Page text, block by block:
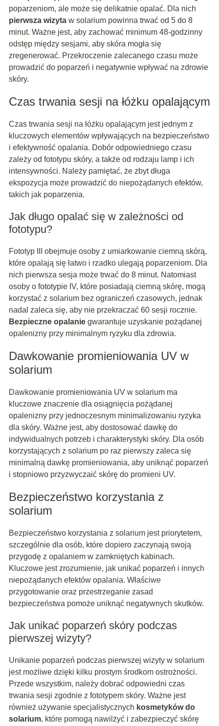
poparzeniom, ale może się delikatnie opalać. Dla nich
pierwsza wizytaw solarium powinna trwać od 5 do 8
minut. Ważne jest, aby zachować minimum 48-godzinny
odstęp między sesjami, aby skóra mogła się
zregenerować. Przekroczenie zalecanego czasu może
prowadzić do poparzeń i negatywnie wpływać na zdrowie
skóry.
Czas trwania sesji na łóżku opalającym
Czas trwania sesji na łóżku opalającym jest jednym z
kluczowych elementów wpływających na bezpieczeństwo
i efektywność opalania. Dobór odpowiedniego czasu
zależy od fototypu skóry, a także od rodzaju lamp i ich
intensywności. Należy pamiętać, że zbyt długa
ekspozycja może prowadzić do niepożądanych efektów,
takich jak poparzenia.
Jak długo opalać się w zależności od
fototypu?
Fototyp III obejmuje osoby z umiarkowanie ciemną skórą,
które opalają się łatwo i rzadko ulegają poparzeniom. Dla
nich pierwsza sesja może trwać do 8 minut. Natomiast
osoby o fototypie IV, które posiadają ciemną skórę, mogą
korzystać z solarium bez ograniczeń czasowych, jednak
nadal zaleca się, aby nie przekraczać 60 sesji rocznie.
Bezpieczne opalaniegwarantuje uzyskanie pożądanej
opalenizny przy minimalnym ryzyku dla zdrowia.
Dawkowanie promieniowania UV w
solarium
Dawkowanie promieniowania UV w solarium ma
kluczowe znaczenie dla osiągnięcia pożądanej
opalenizny przy jednoczesnym minimalizowaniu ryzyka
dla skóry. Ważne jest, aby dostosować dawkę do
indywidualnych potrzeb i charakterystyki skóry. Dla osób
korzystających z solarium po raz pierwszy zaleca się
minimalną dawkę promieniowania, aby uniknąć poparzeń
i stopniowo przyzwyczaić skórę do promieni UV.
Bezpieczeństwo korzystania z
solarium
Bezpieczeństwo korzystania z solarium jest priorytetem,
szczególnie dla osób, które dopiero zaczynają swoją
przygodę z opalaniem w zamkniętych kabinach.
Kluczowe jest zrozumienie, jak unikać poparzeń i innych
niepożądanych efektów opalania. Właściwe
przygotowanie oraz przestrzeganie zasad
bezpieczeństwa pomoże uniknąć negatywnych skutków.
Jak unikać poparzeń skóry podczas
pierwszej wizyty?
Unikanie poparzeń podczas pierwszej wizyty w solarium
jest możliwe dzięki kilku prostym środkom ostrożności.
Przede wszystkim, należy dobrać odpowiedni czas
trwania sesji zgodnie z fototypem skóry. Ważne jest
również używanie specjalistycznych kosmetyków do
solarium, które pomogą nawilżyć i zabezpieczyć skórę